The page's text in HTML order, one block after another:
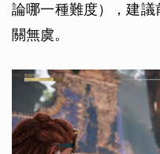
論哪一種難度），建
關無虞。